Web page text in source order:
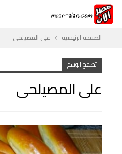
الصفحة الرئيسية على المصيلحى
تصفح الوسم
على المصيلحى